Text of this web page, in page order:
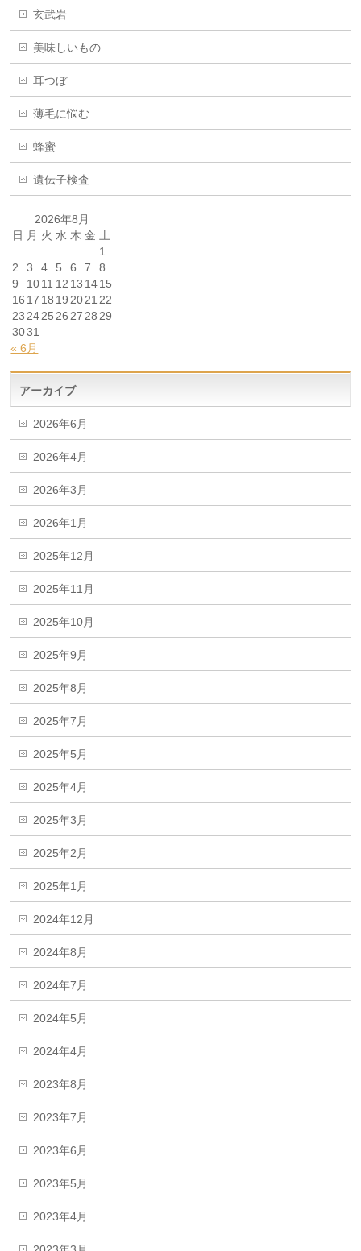
玄武岩
美味しいもの
耳つぼ
薄毛に悩む
蜂蜜
遺伝子検査
2026年8月
日 月 火 水 木 金 土
1
2
3 4 5 6 7
8
9
1011 12 13 1415
16 17 18 19 2021 22
23 2425 26 27 28 29
3031
« 6月
アーカイブ
2026年6月
2026年4月
2026年3月
2026年1月
2025年12月
2025年11月
2025年10月
2025年9月
2025年8月
2025年7月
2025年5月
2025年4月
2025年3月
2025年2月
2025年1月
2024年12月
2024年8月
2024年7月
2024年5月
2024年4月
2023年8月
2023年7月
2023年6月
2023年5月
2023年4月